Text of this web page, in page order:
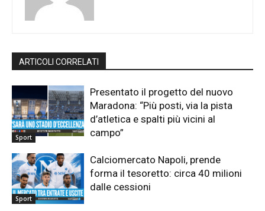
ARTICOLI CORRELATI
Sport
Presentato il progetto del nuovo
Maradona: “Più posti, via la pista
d’atletica e spalti più vicini al
campo”
Sport
Calciomercato Napoli, prende
forma il tesoretto: circa 40 milioni
dalle cessioni